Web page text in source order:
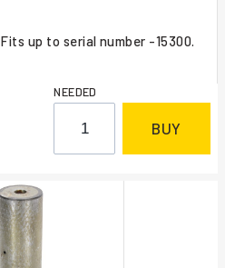
Fits up to serial number -15300.
NEEDED
BUY